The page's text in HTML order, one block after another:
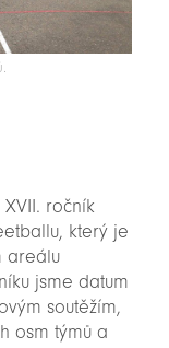
ročník
který je
areálu
jsme datum
soutěžím,
osm týmů a